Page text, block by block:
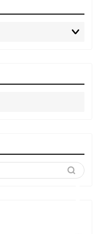
YORIの晴れ
ばれラジオ～